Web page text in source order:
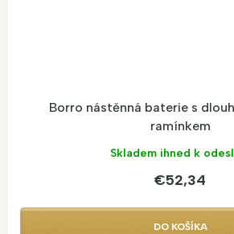
Borro nástěnná baterie s
ramínkem
Skladem ihned k
€52,34
DO KOŠÍKA